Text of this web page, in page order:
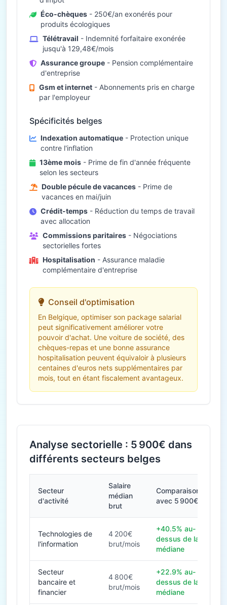
Éco-chèques - 250€/an exonérés pour
produits écologiques
Télétravail - Indemnité forfaitaire exonérée
jusqu'à 129,48€/mois
Assurance groupe - Pension complémentaire
d'entreprise
Gsm et internet - Abonnements pris en charge
par l'employeur
Spécificités belges
Indexation automatique - Protection unique
contre l'inflation
13ème mois - Prime de fin d'année fréquente
selon les secteurs
Double pécule de vacances - Prime de
vacances en mai/juin
Crédit-temps - Réduction du temps de travail
avec allocation
Commissions paritaires - Négociations
sectorielles fortes
Hospitalisation - Assurance maladie
complémentaire d'entreprise
Conseil d'optimisation
En Belgique, optimiser son package salarial
peut significativement améliorer votre
pouvoir d'achat. Une voiture de société, des
chèques-repas et une bonne assurance
hospitalisation peuvent équivaloir à plusieurs
centaines d'euros nets supplémentaires par
mois, tout en étant fiscalement avantageux.
Analyse sectorielle : 5 900€ dans
différents secteurs belges
Secteur
d'activité
Salaire
médian
brut
Comparaison
avec 5 900€
Technologies de
l'information
4 200€
brut/mois
+40.5% au-
dessus de la
médiane
Secteur
bancaire et
financier
4 800€
brut/mois
+22.9% au-
dessus de la
médiane